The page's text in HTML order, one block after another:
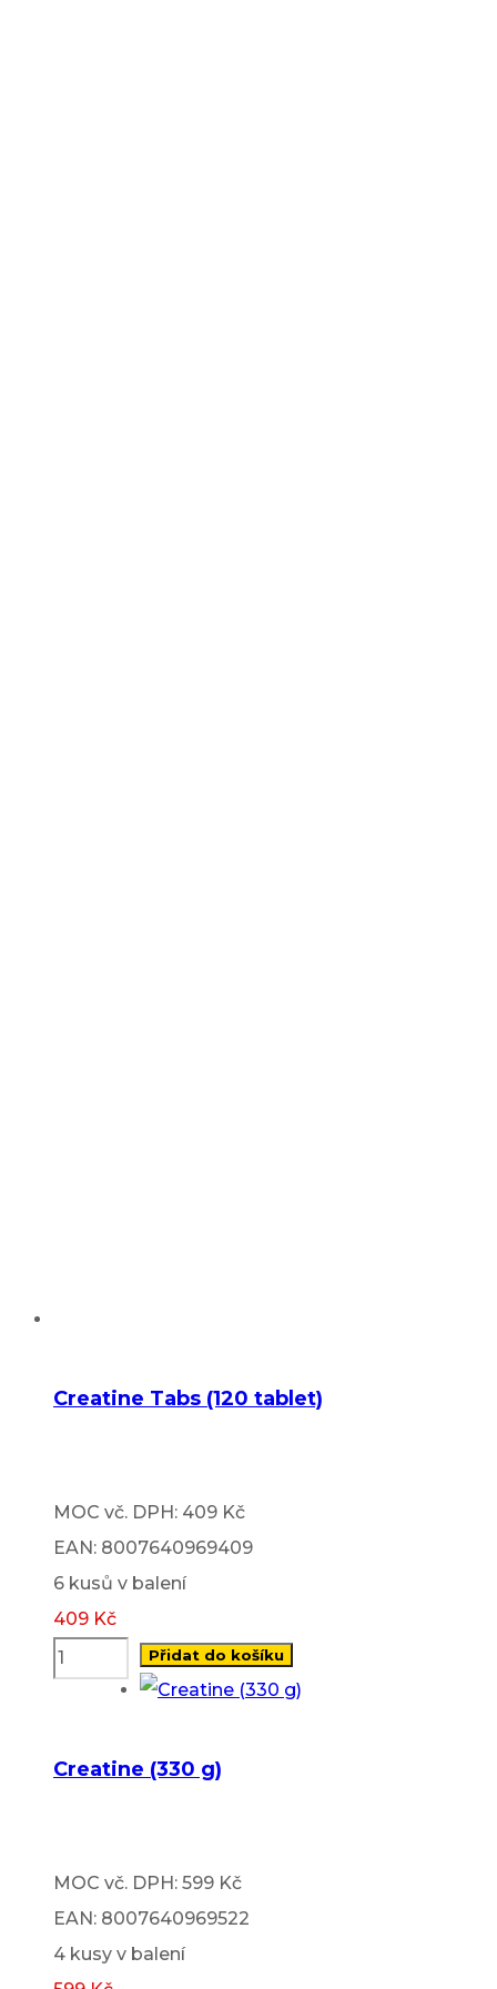
Creatine Tabs (120 tablet)
MOC vč. DPH: 409 Kč
EAN: 8007640969409
6 kusů v balení
409 Kč
Přidat do košíku
Creatine (330 g)
MOC vč. DPH: 599 Kč
EAN: 8007640969522
4 kusy v balení